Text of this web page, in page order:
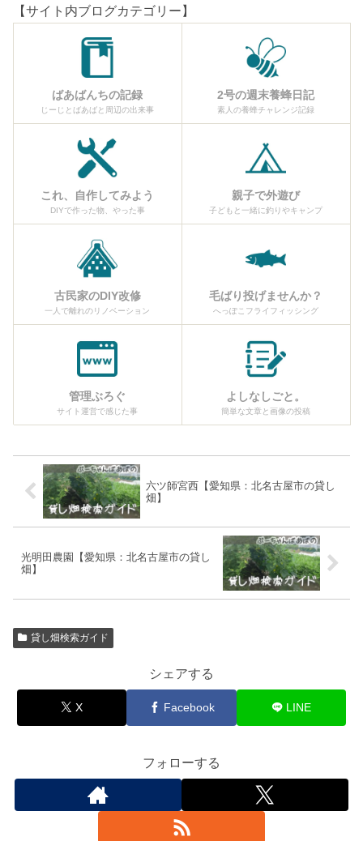
【サイト内ブログカテゴリー】
ばあばんちの記録
じーじとばあばと周辺の出来事
2号の週末養蜂日記
素人の養蜂チャレンジ記録
これ、自作してみよう
DIYで作った物、やった事
親子で外遊び
子どもと一緒に釣りやキャンプ
古民家のDIY改修
一人で離れのリノベーション
毛ばり投げませんか？
へっぽこフライフィッシング
管理ぶろぐ
サイト運営で感じた事
よしなしごと。
簡単な文章と画像の投稿
六ツ師宮西【愛知県：北名古屋市の貸し
畑】
光明田農園【愛知県：北名古屋市の貸し
畑】
貸し畑検索ガイド
シェアする
X Facebook LINE
フォローする